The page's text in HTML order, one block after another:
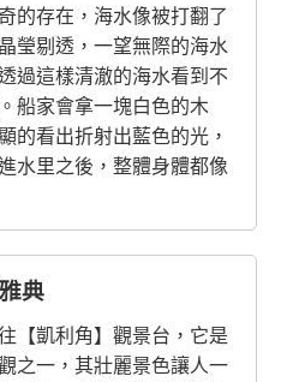
的存在，海水像被打翻了
瑩剔透，一望無際的海水
過這樣清澈的海水看到不
船家會拿一塊白色的木
的看出折射出藍色的光，
水里之後，整體身體都像
典
【凱利角】觀景台，它是
之一，其壯麗景色讓人一